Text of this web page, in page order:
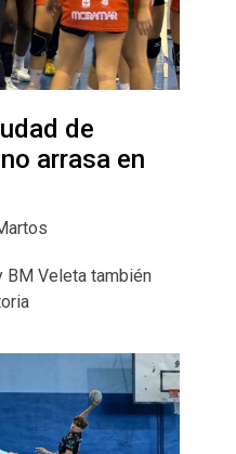
de
arrasa en
BM Veleta también